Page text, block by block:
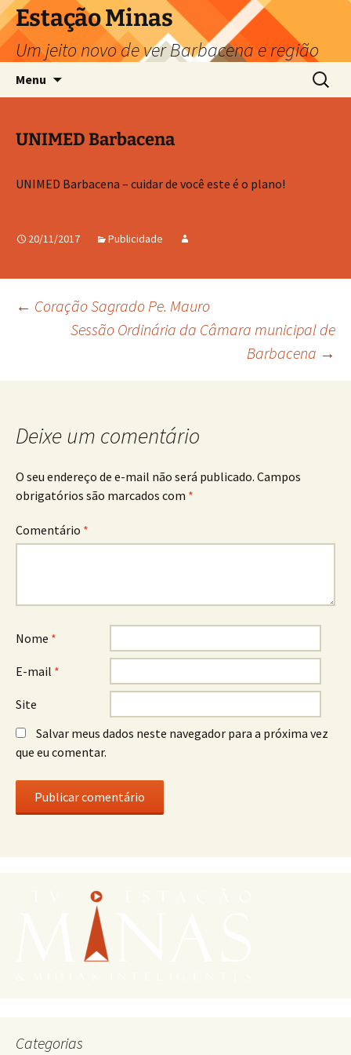
Pular
para
o
conteúdo
Estação Minas
Um jeito novo de ver Barbacena e região
Menu
por:
UNIMED Barbacena
UNIMED Barbacena – cuidar de você este é o plano!
20/11/2017 Publicidade
Navegação
← Coração Sagrado Pe. Mauro
Sessão Ordinária da Câmara municipal de
Barbacena →
Deixe um comentário
O seu endereço de e-mail não será publicado. Campos
obrigatórios são marcados com *
Comentário *
Nome *
E-mail *
Site
Salvar meus dados neste navegador para a próxima vez
que eu comentar.
Categorias